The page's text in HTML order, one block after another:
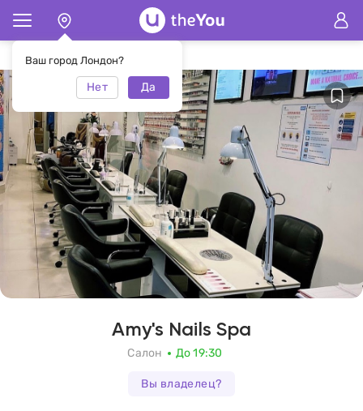
Ваш город Лондон?
Нет Да
Главная Салон Amy's Nails Spa
Amy's Nails Spa
Салон До 19:30
Вы владелец?